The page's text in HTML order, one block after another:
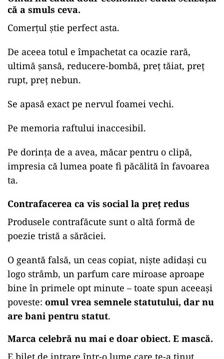
că a smuls ceva.
Comerțul știe perfect asta.
De aceea totul e împachetat ca ocazie rară,
ultimă șansă, reducere-bombă, preț tăiat, preț
rupt, preț nebun.
Se apasă exact pe nervul foamei vechi.
Pe memoria raftului inaccesibil.
Pe dorința de a avea, măcar pentru o clipă,
impresia că lumea poate fi păcălită în favoarea
ta.
Contrafacerea ca vis social la preț redus
Produsele contrafăcute sunt o altă formă de
poezie tristă a sărăciei.
O geantă falsă, un ceas copiat, niște adidași cu
logo strâmb, un parfum care miroase aproape
bine în primele opt minute – toate spun aceeași
poveste: omul vrea semnele statutului, dar nu
are bani pentru statut.
Marca celebră nu mai e doar obiect. E mască.